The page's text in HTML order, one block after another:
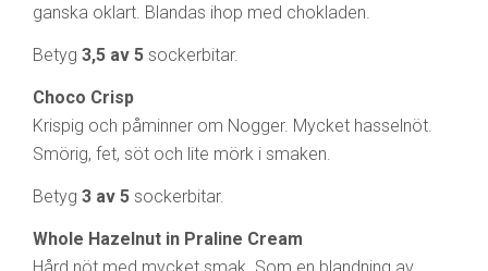
ganska oklart. Blandas ihop med chokladen.
Betyg 3,5 av 5 sockerbitar.
Choco Crisp
Krispig och påminner om Nogger. Mycket hasselnöt.
Smörig, fet, söt och lite mörk i smaken.
Betyg 3 av 5 sockerbitar.
Whole Hazelnut in Praline Cream